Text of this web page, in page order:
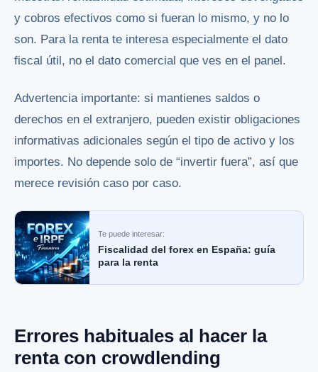
y cobros efectivos como si fueran lo mismo, y no lo
son. Para la renta te interesa especialmente el dato
fiscal útil, no el dato comercial que ves en el panel.
Advertencia importante: si mantienes saldos o
derechos en el extranjero, pueden existir obligaciones
informativas adicionales según el tipo de activo y los
importes. No depende solo de “invertir fuera”, así que
merece revisión caso por caso.
Te puede interesar:
Fiscalidad del forex en España: guía
para la renta
Errores habituales al hacer la
renta con crowdlending